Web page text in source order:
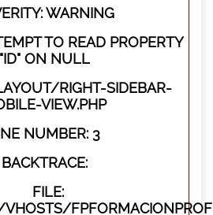
WARNING
TO READ PROPERTY
"ID" ON NULL
RIGHT-SIDEBAR-
VIEW.PHP
NUMBER: 3
BACKTRACE:
FILE: